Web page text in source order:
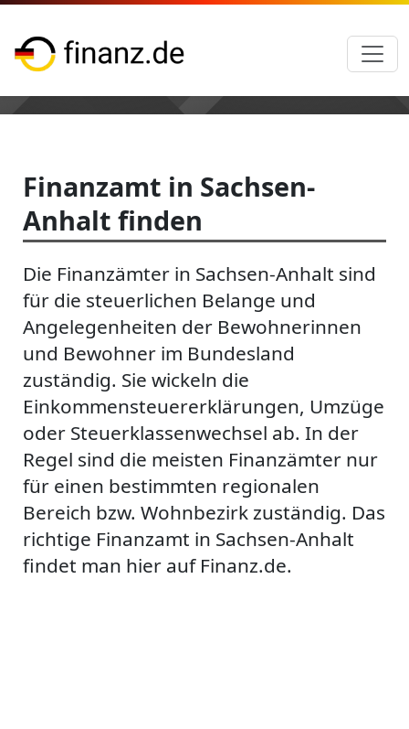
Finanzamt in Sachsen-
Anhalt finden
Die Finanzämter in Sachsen-Anhalt sind
für die steuerlichen Belange und
Angelegenheiten der Bewohnerinnen
und Bewohner im Bundesland
zuständig. Sie wickeln die
Einkommensteuererklärungen, Umzüge
oder Steuerklassenwechsel ab. In der
Regel sind die meisten Finanzämter nur
für einen bestimmten regionalen
Bereich bzw. Wohnbezirk zuständig. Das
richtige Finanzamt in Sachsen-Anhalt
findet man hier auf Finanz.de.